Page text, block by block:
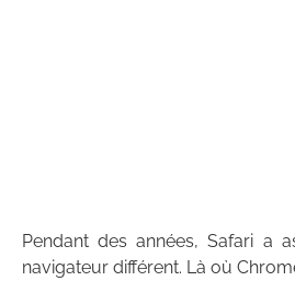
Pendant des années, Safari a
navigateur différent. Là où